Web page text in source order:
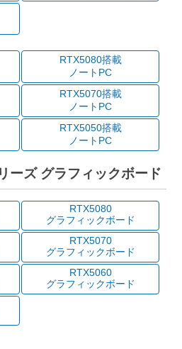
RTX5080搭載
ノートPC
RTX5070搭載
ノートPC
RTX5050搭載
ノートPC
ーズ グラフィックボード
RTX5080
グラフィックボード
RTX5070
グラフィックボード
RTX5060
グラフィックボード